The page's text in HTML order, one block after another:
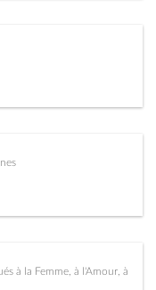
à la Femme, à l'Amour, à